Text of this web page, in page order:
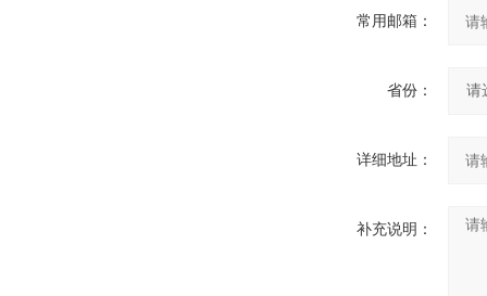
常用邮箱：
省份：
详细地址：
补充说明：